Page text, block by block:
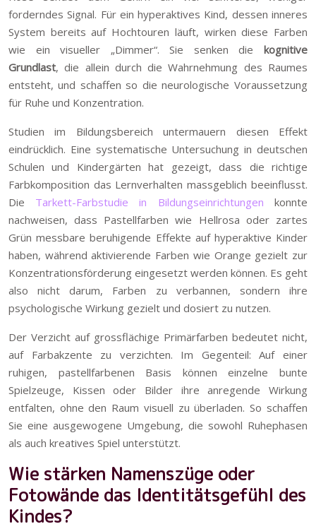
forderndes Signal. Für ein hyperaktives Kind, dessen inneres
System bereits auf Hochtouren läuft, wirken diese Farben
wie ein visueller „Dimmer“. Sie senken die kognitive
Grundlast, die allein durch die Wahrnehmung des Raumes
entsteht, und schaffen so die neurologische Voraussetzung
für Ruhe und Konzentration.
Studien im Bildungsbereich untermauern diesen Effekt
eindrücklich. Eine systematische Untersuchung in deutschen
Schulen und Kindergärten hat gezeigt, dass die richtige
Farbkomposition das Lernverhalten massgeblich beeinflusst.
Die Tarkett-Farbstudie in Bildungseinrichtungen konnte
nachweisen, dass Pastellfarben wie Hellrosa oder zartes
Grün messbare beruhigende Effekte auf hyperaktive Kinder
haben, während aktivierende Farben wie Orange gezielt zur
Konzentrationsförderung eingesetzt werden können. Es geht
also nicht darum, Farben zu verbannen, sondern ihre
psychologische Wirkung gezielt und dosiert zu nutzen.
Der Verzicht auf grossflächige Primärfarben bedeutet nicht,
auf Farbakzente zu verzichten. Im Gegenteil: Auf einer
ruhigen, pastellfarbenen Basis können einzelne bunte
Spielzeuge, Kissen oder Bilder ihre anregende Wirkung
entfalten, ohne den Raum visuell zu überladen. So schaffen
Sie eine ausgewogene Umgebung, die sowohl Ruhephasen
als auch kreatives Spiel unterstützt.
Wie stärken Namenszüge oder
Fotowände das Identitätsgefühl des
Kindes?